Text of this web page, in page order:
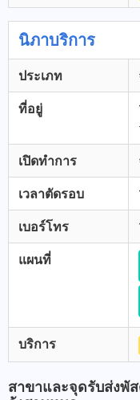
นิภาบริการ
ประเภท
ที่อยู่
เปิดทำการ
เวลาตัดรอบ
เบอร์โทร
แผนที่
บริการ
สาขาและจุดรับส่งพั